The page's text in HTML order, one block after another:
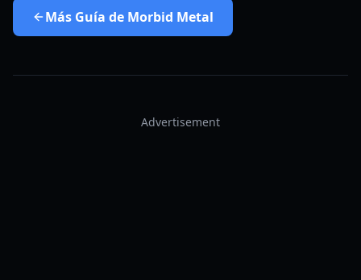
Más Guía de Morbid Metal
Advertisement